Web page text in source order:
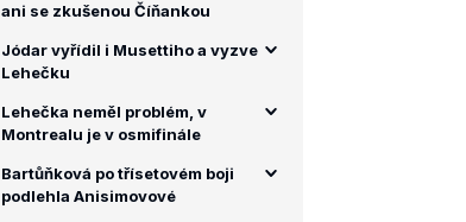
ani se zkušenou Číňankou
Jódar vyřídil i Musettiho a vyzve
Lehečku
Lehečka neměl problém, v
Montrealu je v osmifinále
Bartůňková po třísetovém boji
podlehla Anisimovové